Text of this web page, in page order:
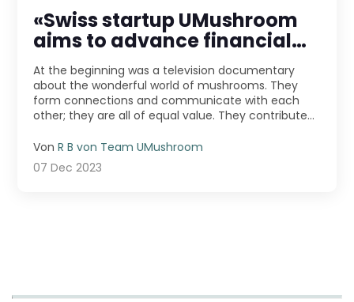
«Swiss startup UMushroom
aims to advance financial
education»
At the beginning was a television documentary
about the wonderful world of mushrooms. They
form connections and communicate with each
other; they are all of equal value. They contribute
VonR B von Team UMushroom
07 Dec 2023